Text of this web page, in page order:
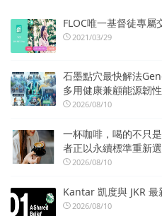
FLOC唯一基督徒專屬
2021/03/29
石墨點穴最快解法
多用健康兼顧能源韌
2026/08/10
一杯咖啡，喝的不只
者正以永續標準重新
2026/08/10
Kantar 凱度與 JKR
2026/08/10